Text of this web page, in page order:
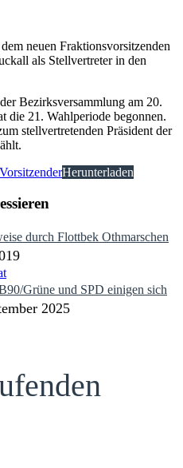
neuen Fraktionsvorsitzenden
als Stellvertreter in den
Bezirksversammlung am 20.
die 21. Wahlperiode begonnen.
stellvertretenden Präsident der
Herunterladen
durch Flottbek Othmarschen
Grüne und SPD einigen sich
2025